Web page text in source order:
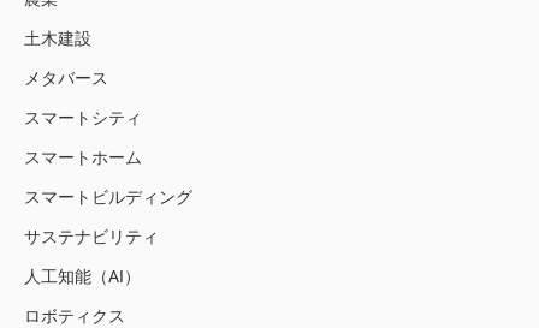
土木建設
メタバース
スマートシティ
スマートホーム
スマートビルディング
サステナビリティ
人工知能（AI）
ロボティクス